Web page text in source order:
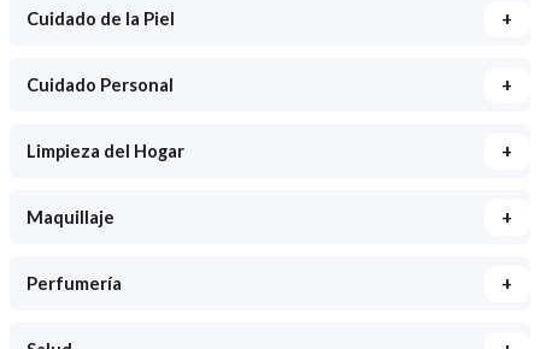
Cuidado de la Piel +
Cuidado Personal +
Limpieza del Hogar +
Maquillaje +
Perfumería +